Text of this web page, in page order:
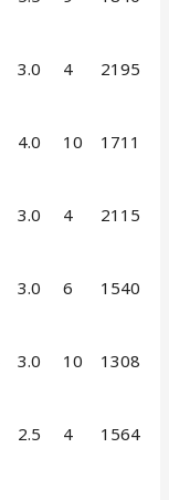
3.0 4 2195
4.0 10 1711
3.0 4 2115
3.0 6 1540
3.0 10 1308
2.5 4 1564